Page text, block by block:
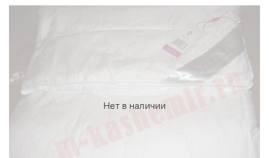
Нет в наличии